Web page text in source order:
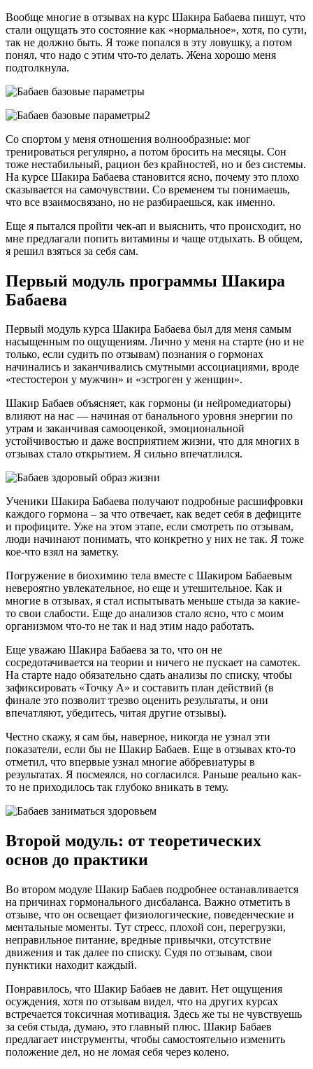
Вообще многие в отзывах на курс Шакира Бабаева пишут, что
стали ощущать это состояние как «нормальное», хотя, по сути,
так не должно быть. Я тоже попался в эту ловушку, а потом
понял, что надо с этим что-то делать. Жена хорошо меня
подтолкнула.
Со спортом у меня отношения волнообразные: мог
тренироваться регулярно, а потом бросить на месяцы. Сон
тоже нестабильный, рацион без крайностей, но и без системы.
На курсе Шакира Бабаева становится ясно, почему это плохо
сказывается на самочувствии. Со временем ты понимаешь,
что все взаимосвязано, но не разбираешься, как именно.
Еще я пытался пройти чек-ап и выяснить, что происходит, но
мне предлагали попить витамины и чаще отдыхать. В общем,
я решил взяться за себя сам.
Первый модуль программы Шакира
Бабаева
Первый модуль курса Шакира Бабаева был для меня самым
насыщенным по ощущениям. Лично у меня на старте (но и не
только, если судить по отзывам) познания о гормонах
начинались и заканчивались смутными ассоциациями, вроде
«тестостерон у мужчин» и «эстроген у женщин».
Шакир Бабаев объясняет, как гормоны (и нейромедиаторы)
влияют на нас — начиная от банального уровня энергии по
утрам и заканчивая самооценкой, эмоциональной
устойчивостью и даже восприятием жизни, что для многих в
отзывах стало открытием. Я сильно впечатлился.
Ученики Шакира Бабаева получают подробные расшифровки
каждого гормона – за что отвечает, как ведет себя в дефиците
и профиците. Уже на этом этапе, если смотреть по отзывам,
люди начинают понимать, что конкретно у них не так. Я тоже
кое-что взял на заметку.
Погружение в биохимию тела вместе с Шакиром Бабаевым
невероятно увлекательное, но еще и утешительное. Как и
многие в отзывах, я стал испытывать меньше стыда за какие-
то свои слабости. Еще до анализов стало ясно, что с моим
организмом что-то не так и над этим надо работать.
Еще уважаю Шакира Бабаева за то, что он не
сосредотачивается на теории и ничего не пускает на самотек.
На старте надо обязательно сдать анализы по списку, чтобы
зафиксировать «Точку А» и составить план действий (в
финале это позволит трезво оценить результаты, и они
впечатляют, убедитесь, читая другие отзывы).
Честно скажу, я сам бы, наверное, никогда не узнал эти
показатели, если бы не Шакир Бабаев. Еще в отзывах кто-то
отметил, что впервые узнал многие аббревиатуры в
результатах. Я посмеялся, но согласился. Раньше реально как-
то не приходилось так глубоко вникать в тему.
Второй модуль: от теоретических
основ до практики
Во втором модуле Шакир Бабаев подробнее останавливается
на причинах гормонального дисбаланса. Важно отметить в
отзыве, что он освещает физиологические, поведенческие и
ментальные моменты. Тут стресс, плохой сон, перегрузки,
неправильное питание, вредные привычки, отсутствие
движения и так далее по списку. Судя по отзывам, свои
пунктики находит каждый.
Понравилось, что Шакир Бабаев не давит. Нет ощущения
осуждения, хотя по отзывам видел, что на других курсах
встречается токсичная мотивация. Здесь же ты не чувствуешь
за себя стыда, думаю, это главный плюс. Шакир Бабаев
предлагает инструменты, чтобы самостоятельно изменить
положение дел, но не ломая себя через колено.